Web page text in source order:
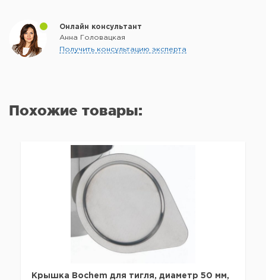
Онлайн консультант
Анна Головацкая
Получить консультацию эксперта
Похожие товары:
Крышка Bochem для тигля, диаметр 50 мм,